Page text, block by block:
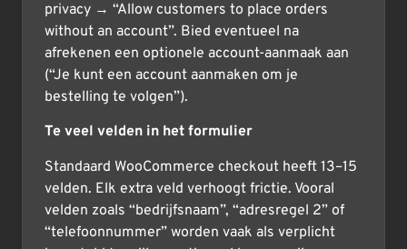
privacy → “Allow customers to place orders
without an account”. Bied eventueel na
afrekenen een optionele account-aanmaak aan
(“Je kunt een account aanmaken om je
bestelling te volgen”).
Te veel velden in het formulier
Standaard WooCommerce checkout heeft 13–15
velden. Elk extra veld verhoogt frictie. Vooral
velden zoals “bedrijfsnaam”, “adresregel 2” of
“telefoonnummer” worden vaak als verplicht